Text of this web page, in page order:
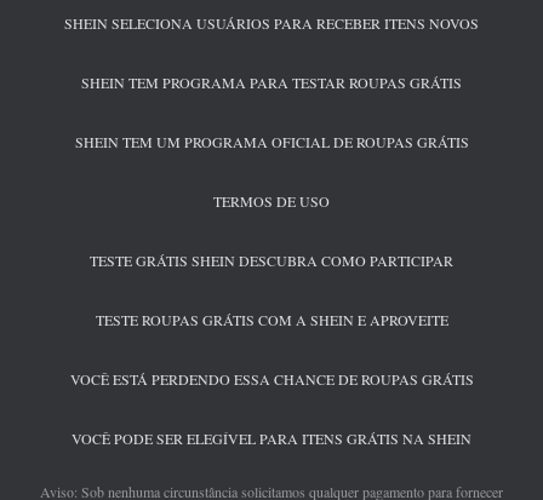
SHEIN SELECIONA USUÁRIOS PARA RECEBER ITENS NOVOS
SHEIN TEM PROGRAMA PARA TESTAR ROUPAS GRÁTIS
SHEIN TEM UM PROGRAMA OFICIAL DE ROUPAS GRÁTIS
TERMOS DE USO
TESTE GRÁTIS SHEIN DESCUBRA COMO PARTICIPAR
TESTE ROUPAS GRÁTIS COM A SHEIN E APROVEITE
VOCÊ ESTÁ PERDENDO ESSA CHANCE DE ROUPAS GRÁTIS
VOCÊ PODE SER ELEGÍVEL PARA ITENS GRÁTIS NA SHEIN
Aviso: Sob nenhuma circunstância solicitamos qualquer pagamento para fornecer